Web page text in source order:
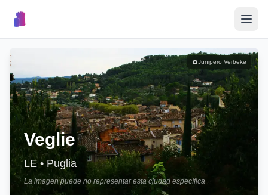
🏘️Pueblos
📝Publicar Evento
🇮🇹
Veglie
LE • Puglia
La imagen puede no representar esta ciudad específica
Junipero Verbeke